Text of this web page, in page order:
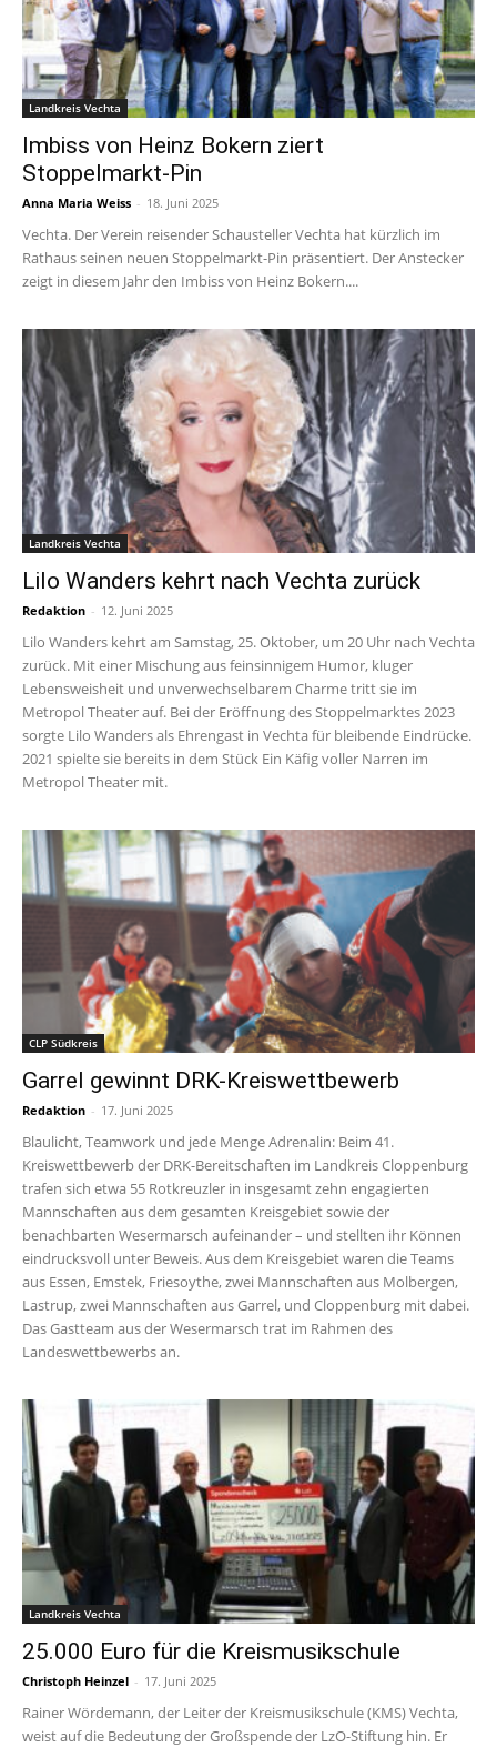
Landkreis Vechta
Imbiss von Heinz Bokern ziert
Stoppelmarkt-Pin
Anna Maria Weiss - 18. Juni 2025
Vechta. Der Verein reisender Schausteller Vechta hat kürzlich im
Rathaus seinen neuen Stoppelmarkt-Pin präsentiert. Der Anstecker
zeigt in diesem Jahr den Imbiss von Heinz Bokern....
Landkreis Vechta
Lilo Wanders kehrt nach Vechta zurück
Redaktion - 12. Juni 2025
Lilo Wanders kehrt am Samstag, 25. Oktober, um 20 Uhr nach Vechta
zurück. Mit einer Mischung aus feinsinnigem Humor, kluger
Lebensweisheit und unverwechselbarem Charme tritt sie im
Metropol Theater auf. Bei der Eröffnung des Stoppelmarktes 2023
sorgte Lilo Wanders als Ehrengast in Vechta für bleibende Eindrücke.
2021 spielte sie bereits in dem Stück Ein Käfig voller Narren im
Metropol Theater mit.
CLP Südkreis
Garrel gewinnt DRK-Kreiswettbewerb
Redaktion - 17. Juni 2025
Blaulicht, Teamwork und jede Menge Adrenalin: Beim 41.
Kreiswettbewerb der DRK-Bereitschaften im Landkreis Cloppenburg
trafen sich etwa 55 Rotkreuzler in insgesamt zehn engagierten
Mannschaften aus dem gesamten Kreisgebiet sowie der
benachbarten Wesermarsch aufeinander – und stellten ihr Können
eindrucksvoll unter Beweis. Aus dem Kreisgebiet waren die Teams
aus Essen, Emstek, Friesoythe, zwei Mannschaften aus Molbergen,
Lastrup, zwei Mannschaften aus Garrel, und Cloppenburg mit dabei.
Das Gastteam aus der Wesermarsch trat im Rahmen des
Landeswettbewerbs an.
Landkreis Vechta
25.000 Euro für die Kreismusikschule
Christoph Heinzel - 17. Juni 2025
Rainer Wördemann, der Leiter der Kreismusikschule (KMS) Vechta,
weist auf die Bedeutung der Großspende der LzO-Stiftung hin. Er